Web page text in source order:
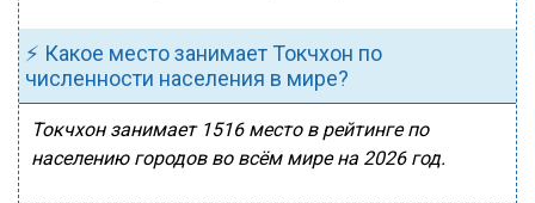
⚡ Какое место занимает Токчхон по
численности населения в мире?
Токчхон занимает 1516 место в рейтинге по
населению городов во всём мире на 2026 год.